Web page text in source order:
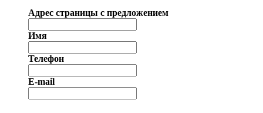
Адрес страницы с предложением
Имя
Телефон
E-mail